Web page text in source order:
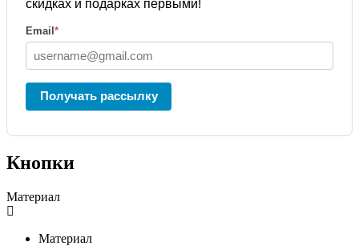
скидках и подарках первыми!
Email *
Получать рассылку
Кнопки
Материал
Материал